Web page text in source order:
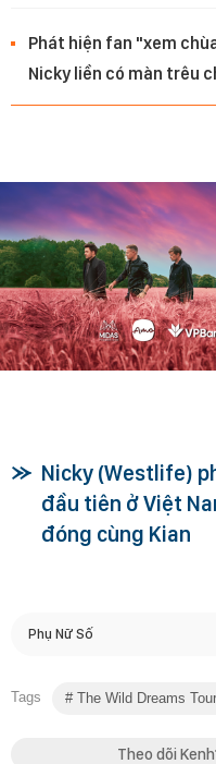
Phát hiện fan "xem
Nicky liền có màn trêu
Nicky (Westlife)
đầu tiên ở Việt
đóng cùng Kian
Phụ Nữ Số
Tags The Wild Dreams
Theo dõi